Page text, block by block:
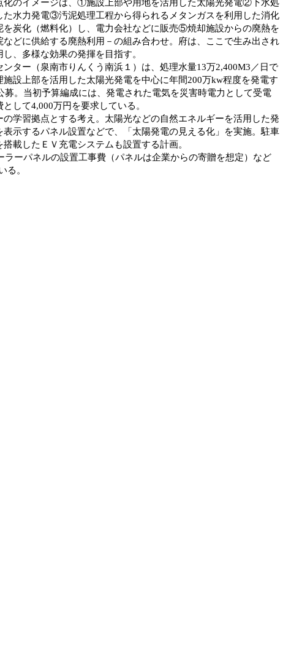
のイメージは、①施設上部や用地を活用した太陽光発電②下水処
た水力発電③汚泥処理工程から得られるメタンガスを利用した消化
炭化（燃料化）し、電力会社などに販売⑤焼却施設からの廃熱を
どに供給する廃熱利用－の組み合わせ。府は、ここで生み出され
、多様な効果の発揮を目指す。
ター（泉南市りんくう南浜１）は、処理水量13万2,400M3／日で
設上部を活用した太陽光発電を中心に年間200万kw程度を発電す
募。当初予算編成には、発電された電気を災害時電力として受電
して4,000万円を要求している。
学習拠点とする考え。太陽光などの自然エネルギーを活用した発
示するパネル設置などで、「太陽発電の見える化」を実施。駐車
載したＥＶ充電システムも設置する計画。
ーパネルの設置工事費（パネルは企業からの寄贈を想定）など
る。